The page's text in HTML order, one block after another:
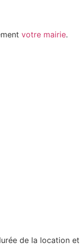
votre mairie.
de la location